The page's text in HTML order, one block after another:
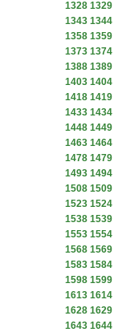
1328 1329
1343 1344
1358 1359
1373 1374
1388 1389
1403 1404
1418 1419
1433 1434
1448 1449
1463 1464
1478 1479
1493 1494
1508 1509
1523 1524
1538 1539
1553 1554
1568 1569
1583 1584
1598 1599
1613 1614
1628 1629
1643 1644